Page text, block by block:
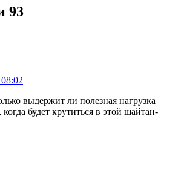
93
выдержит ли полезная нагрузка
будет крутиться в этой шайтан-